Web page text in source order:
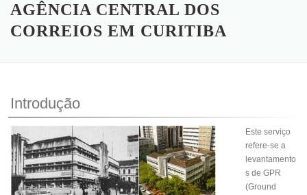
Certificado ISO 9001 Variedades Compliance
AGÊNCIA CENTRAL DOS
CORREIOS EM CURITIBA
Introdução
Este serviço
refere-se a
levantamento
s de GPR
(Ground